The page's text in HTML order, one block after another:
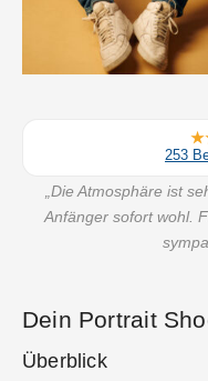
253
„Die Atmosphäre ist
Anfänger sofort wohl.
Dein Portrait
Überblick